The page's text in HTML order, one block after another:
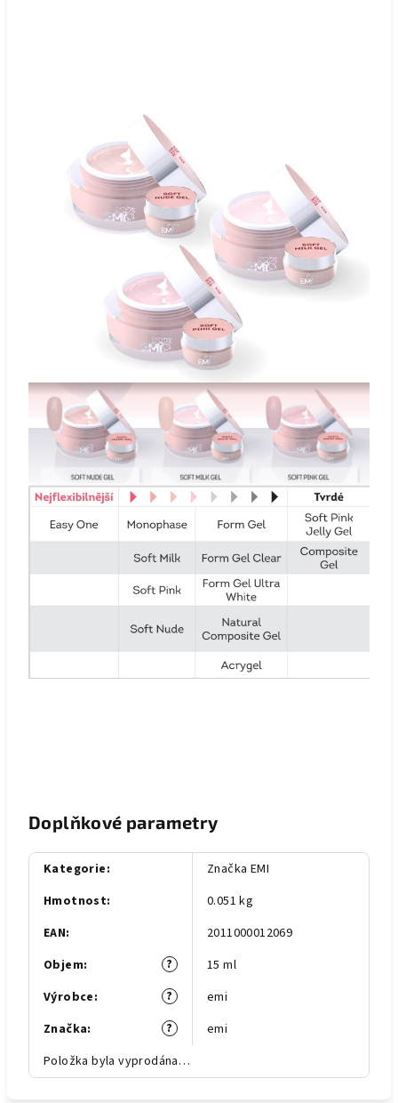
Doplňkové parametry
Kategorie:
Značka EMI
Hmotnost:
0.051 kg
EAN:
2011000012069
?
Objem:
15 ml
?
Výrobce:
emi
?
Značka:
emi
Položka byla vyprodána…